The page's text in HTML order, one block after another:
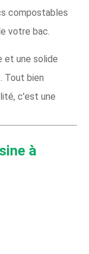
compostables
votre bac.
et une solide
Tout bien
c'est une
à